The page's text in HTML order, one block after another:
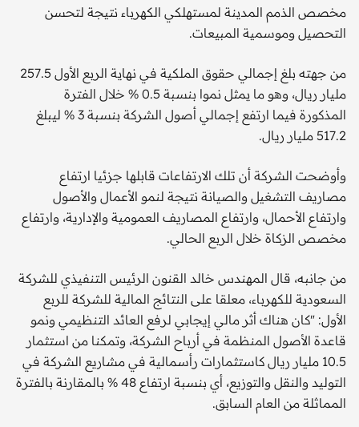
مخصص الذمم المدينة لمستهلكي الكهرباء نتيجة لتحسن
التحصيل وموسمية المبيعات.
من جهته بلغ إجمالي حقوق الملكية في نهاية الربع الأول 257.5
مليار ريال، وهو ما يمثل نموا بنسبة 0.5 % خلال الفترة
المذكورة فيما ارتفع إجمالي أصول الشركة بنسبة 3 % ليبلغ
517.2 مليار ريال.
وأوضحت الشركة أن تلك الارتفاعات قابلها جزئيا ارتفاع
مصاريف التشغيل والصيانة نتيجة لنمو الأعمال والأصول
وارتفاع الأحمال، وارتفاع المصاريف العمومية والإدارية، وارتفاع
مخصص الزكاة خلال الربع الحالي.
من جانبه، قال المهندس خالد القنون الرئيس التنفيذي للشركة
السعودية للكهرباء، معلقا على النتائج المالية للشركة للربع
الأول: "كان هناك أثر مالي إيجابي لرفع العائد التنظيمي ونمو
قاعدة الأصول المنظمة في أرباح الشركة، وتمكنا من استثمار
10.5 مليار ريال كاستثمارات رأسمالية في مشاريع الشركة في
التوليد والنقل والتوزيع، أي بنسبة ارتفاع 48 % بالمقارنة بالفترة
المماثلة من العام السابق.